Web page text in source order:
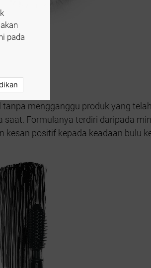
mengganggu produk yang telah
saat. Formulanya terdiri daripada
kesan positif kepada keadaan bulu
pada